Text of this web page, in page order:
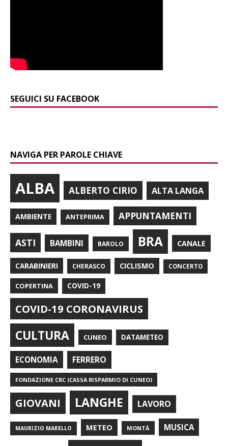
SEGUICI SU FACEBOOK
NAVIGA PER PAROLE CHIAVE
ALBA ALBERTO CIRIO ALTA LANGA
AMBIENTE ANTEPRIMA APPUNTAMENTI
ASTI BAMBINI BAROLO BRA CANALE
CARABINIERI CHERASCO CICLISMO CONCERTO
COPERTINA COVID-19
COVID-19 CORONAVIRUS
CULTURA CUNEO DATAMETEO
ECONOMIA FERRERO
FONDAZIONE CRC (CASSA RISPARMIO DI CUNEO)
GIOVANI LANGHE LAVORO
MAURIZIO MARELLO METEO MONTÀ MUSICA